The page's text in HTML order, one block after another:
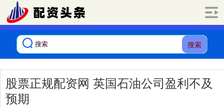
搜索
股票正规配资网 英国石油公司盈利不及
预期